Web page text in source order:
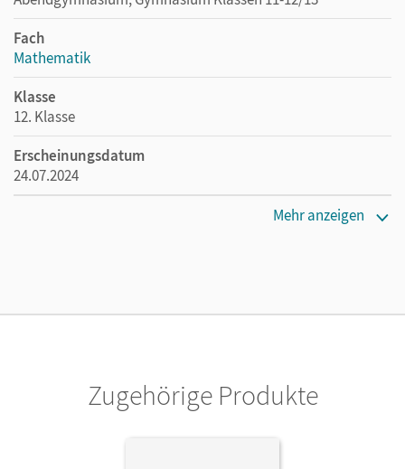
Fach
Mathematik
Klasse
12. Klasse
Erscheinungsdatum
24.07.2024
Mehr anzeigen
Zugehörige Produkte